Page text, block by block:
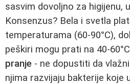
sasvim dovoljno za higijenu,
Konsenzus? Bela i svetla
temperaturama (60-90°C),
peškiri mogu prati na 40-
pranje - ne dopustiti da
njima razvijaju bakterije koje